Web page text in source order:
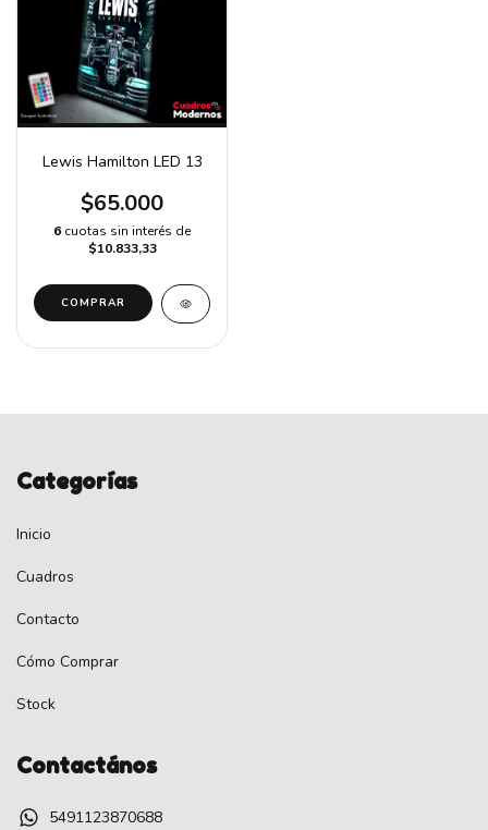
Lewis Hamilton LED 13
$65.000
6 cuotas sin interés de
$10.833,33
COMPRAR
Categorías
Inicio
Cuadros
Contacto
Cómo Comprar
Stock
Contactános
5491123870688